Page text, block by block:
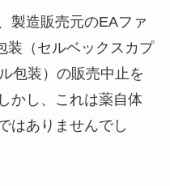
製造販売元のEAファ
装（セルベックスカプ
包装）の販売中止を
かし、これは薬自体
はありませんでし